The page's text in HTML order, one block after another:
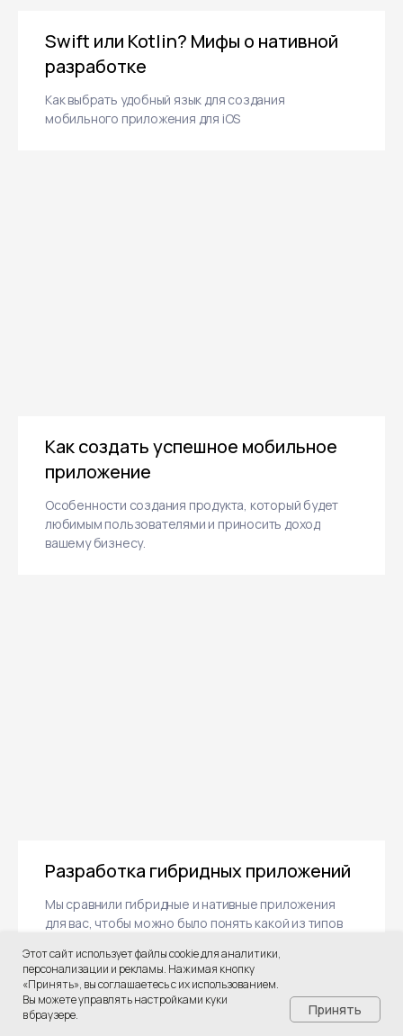
Этот сайт использует файлы cookie для аналитики,
персонализации и рекламы. Нажимая кнопку
«Принять», вы соглашаетесь с их использованием.
Вы можете управлять настройками куки
в браузере.
Принять
Swift или Kotlin? Мифы о нативной
разработке
Как выбрать удобный язык для создания
мобильного приложения для iOS
Как создать успешное мобильное
приложение
Особенности создания продукта, который будет
любимым пользователями и приносить доход
вашему бизнесу.
Разработка гибридных приложений
Мы сравнили гибридные и нативные приложения
для вас, чтобы можно было понять какой из типов